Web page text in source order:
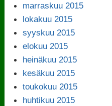
marraskuu 2015
lokakuu 2015
syyskuu 2015
elokuu 2015
heinäkuu 2015
kesäkuu 2015
toukokuu 2015
huhtikuu 2015